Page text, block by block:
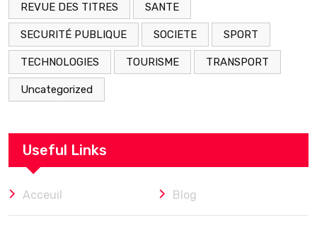
REVUE DES TITRES SANTE
SECURITÉ PUBLIQUE SOCIETE SPORT
TECHNOLOGIES TOURISME TRANSPORT
Uncategorized
Useful Links
Acceuil Blog